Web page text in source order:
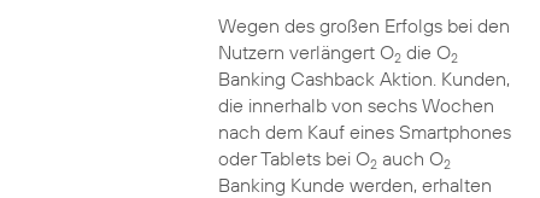
Wegen des großen Erfolgs bei den
Nutzern verlängert O2die O2
Banking Cashback Aktion. Kunden,
die innerhalb von sechs Wochen
nach dem Kauf eines Smartphones
oder Tablets bei O2auch O2
Banking Kunde werden, erhalten